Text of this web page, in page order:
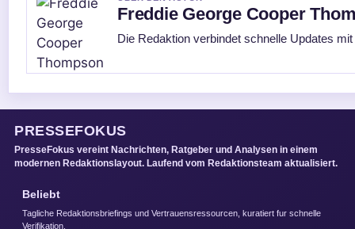
Freddie George Cooper
Die Redaktion verbindet schnelle Updates
PRESSEFOKUS
PresseFokus vereint Nachrichten, Ratgeber und Analysen in einem
modernen Redaktionslayout. Laufend vom Redaktionsteam aktualisiert.
Beliebt
Tagliche Redaktionsbriefings und Vertrauensressourcen, kuratiert fur schnelle
Verifikation.